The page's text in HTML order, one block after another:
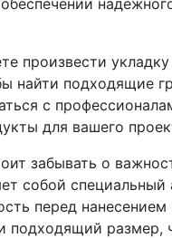
произвести
найти подходящие
с
для вашего
забывать о
собой
перед
подходящий размер,